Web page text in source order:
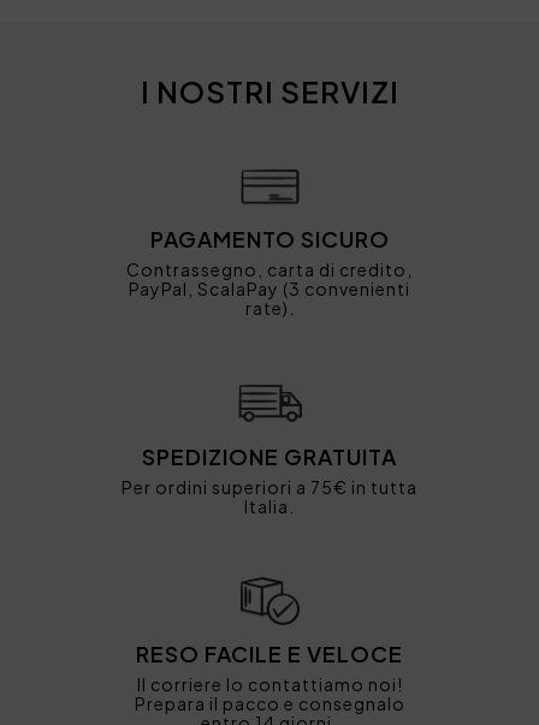
I NOSTRI SERVIZI
PAGAMENTO SICURO
Contrassegno, carta di credito,
PayPal, ScalaPay (3 convenienti
rate).
SPEDIZIONE GRATUITA
Per ordini superiori a 75€ in tutta
Italia.
RESO FACILE E VELOCE
Il corriere lo contattiamo noi!
Prepara il pacco e consegnalo